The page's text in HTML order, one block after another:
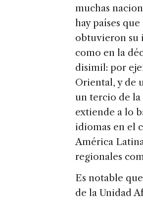
muchas
hay países
obtuvieron su
como en la
disimil: por
Oriental, y de
un tercio de la
extiende a lo
idiomas en el
América
regionales
Es notable
de la Unidad